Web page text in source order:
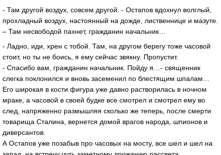
- Там другой воздух, совсем другой. - Остапов вдохнул волглый,
прохладный воздух, настоянный на дожде, лиственнице и мазуте.
– Там несвободой пахнет, гражданин начальник…
- Ладно, иди, хрен с тобой. Там, на другом берегу тоже часовой
стоит, но ты не боись, я ему сейчас звякну. Пропустит.
- Спасибо вам, гражданин начальник. Пойду я…- священник
слегка поклонился и вновь засеменил по блестящим шпалам…
Его широкая в кости фигура уже давно растворилась в ночном
мраке, а часовой в своей будке все смотрел и смотрел ему во
след, напряженно размышляя сколько же теперь, после смерти
товарища Сталина, вернется домой врагов народа, шпионов и
диверсантов.
А Остапов уже позабыв про часовых на мосту, все шел и шел на